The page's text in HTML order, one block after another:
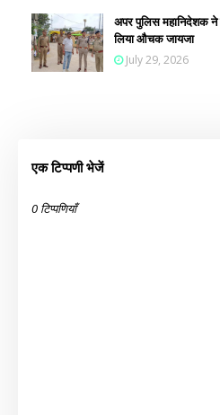
अपर पुलिस महानिदेशक ने
लिया औचक जायजा
July 29, 2026
एक टिप्पणी भेजें
0 टिप्पणियाँ